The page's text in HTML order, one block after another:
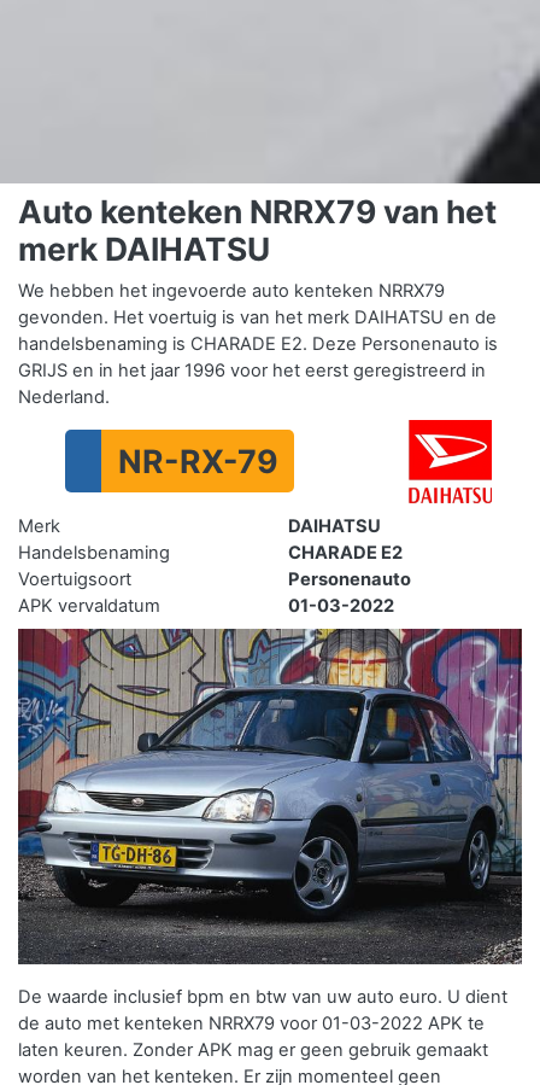
Auto kenteken NRRX79 van het
merk DAIHATSU
We hebben het ingevoerde auto kenteken NRRX79
gevonden. Het voertuig is van het merk DAIHATSU en de
handelsbenaming is CHARADE E2. Deze Personenauto is
GRIJS en in het jaar 1996 voor het eerst geregistreerd in
Nederland.
NR-RX-79
Merk
DAIHATSU
Handelsbenaming
CHARADE E2
Voertuigsoort
Personenauto
APK vervaldatum
01-03-2022
De waarde inclusief bpm en btw van uw auto euro. U dient
de auto met kenteken NRRX79 voor 01-03-2022 APK te
laten keuren. Zonder APK mag er geen gebruik gemaakt
worden van het kenteken. Er zijn momenteel geen